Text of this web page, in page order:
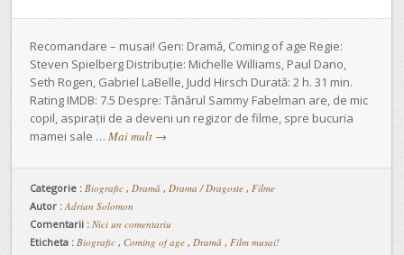
Recomandare – musai! Gen: Dramă, Coming of age Regie:
Steven Spielberg Distribuție: Michelle Williams, Paul Dano,
Seth Rogen, Gabriel LaBelle, Judd Hirsch Durată: 2 h. 31 min.
Rating IMDB: 7.5 Despre: Tânărul Sammy Fabelman are, de mic
copil, aspirații de a deveni un regizor de filme, spre bucuria
mamei sale … Mai mult →
Categorie : Biografic , Dramă , Drama / Dragoste , Filme
Autor : Adrian Solomon
Comentarii : Nici un comentariu
Eticheta : Biografic , Coming of age , Dramă , Film musai!